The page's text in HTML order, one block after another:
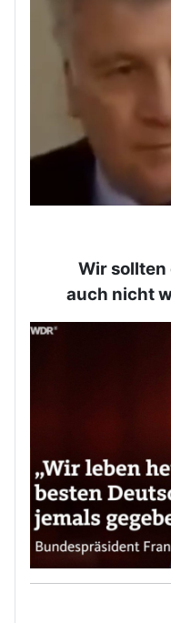
Wir sollten
auch nicht